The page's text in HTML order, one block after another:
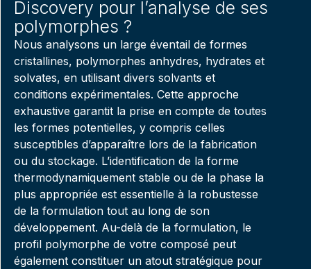
Discovery pour l’analyse de ses
polymorphes ?
Nous analysons un large éventail de formes
cristallines, polymorphes anhydres, hydrates et
solvates, en utilisant divers solvants et
conditions expérimentales. Cette approche
exhaustive garantit la prise en compte de toutes
les formes potentielles, y compris celles
susceptibles d’apparaître lors de la fabrication
ou du stockage. L’identification de la forme
thermodynamiquement stable ou de la phase la
plus appropriée est essentielle à la robustesse
de la formulation tout au long de son
développement. Au-delà de la formulation, le
profil polymorphe de votre composé peut
également constituer un atout stratégique pour